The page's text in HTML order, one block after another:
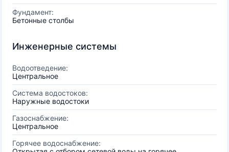
Фундамент:
Бетонные столбы
Инженерные системы
Водоотведение:
Центральное
Система водостоков:
Наружные водостоки
Газоснабжение:
Центральное
Горячее водоснабжение: